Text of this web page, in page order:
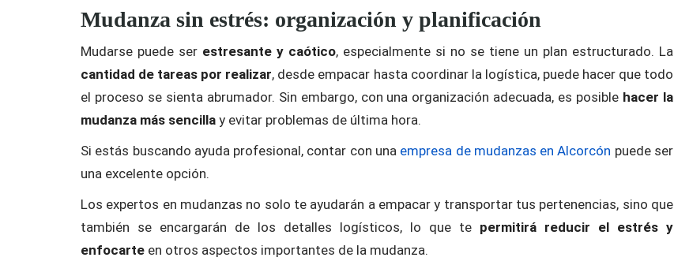
Mudanza sin estrés: organización y planificación
Mudarse puede ser estresante y caótico, especialmente si no se tiene un plan estructurado. La
cantidad de tareas por realizar, desde empacar hasta coordinar la logística, puede hacer que todo
el proceso se sienta abrumador. Sin embargo, con una organización adecuada, es posible hacer la
mudanza más sencilla y evitar problemas de última hora.
Si estás buscando ayuda profesional, contar con una empresa de mudanzas en Alcorcón puede ser
una excelente opción.
Los expertos en mudanzas no solo te ayudarán a empacar y transportar tus pertenencias, sino que
también se encargarán de los detalles logísticos, lo que te permitirá reducir el estrés y
enfocarte en otros aspectos importantes de la mudanza.